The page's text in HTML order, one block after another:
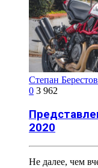
Степан Берестов
0 3 962
2020
Не далее, чем